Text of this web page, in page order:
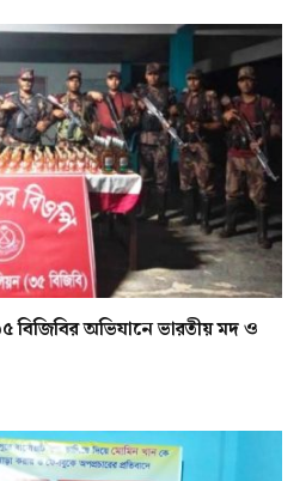
বিজিবির অভিযানে ভারতীয় মদ ও